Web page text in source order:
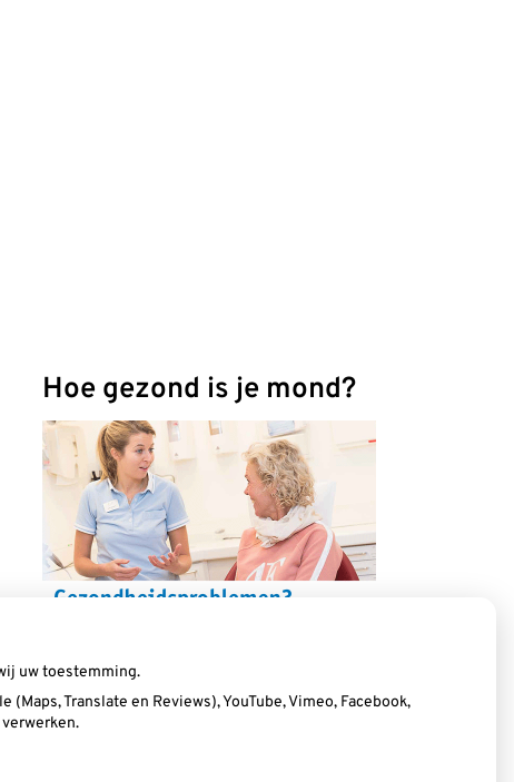
Hoe gezond is je mond?
uw toestemming.
Translate en Reviews), YouTube, Vimeo, Facebook,